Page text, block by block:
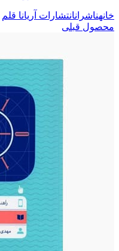
خانهناشرانانتشارات آریانا قلم
محصول قبلی